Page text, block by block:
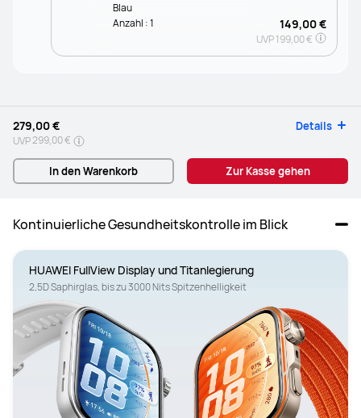
Blau
149,00 €
UVP199,00 €
Anzahl :1
279,00 € Details
UVP299,00 €
In den Warenkorb Zur Kasse gehen
Kontinuierliche Gesundheitskontrolle im Blick
2,5D Saphirglas, bis zu 3000 Nits Spitzenhelligkeit